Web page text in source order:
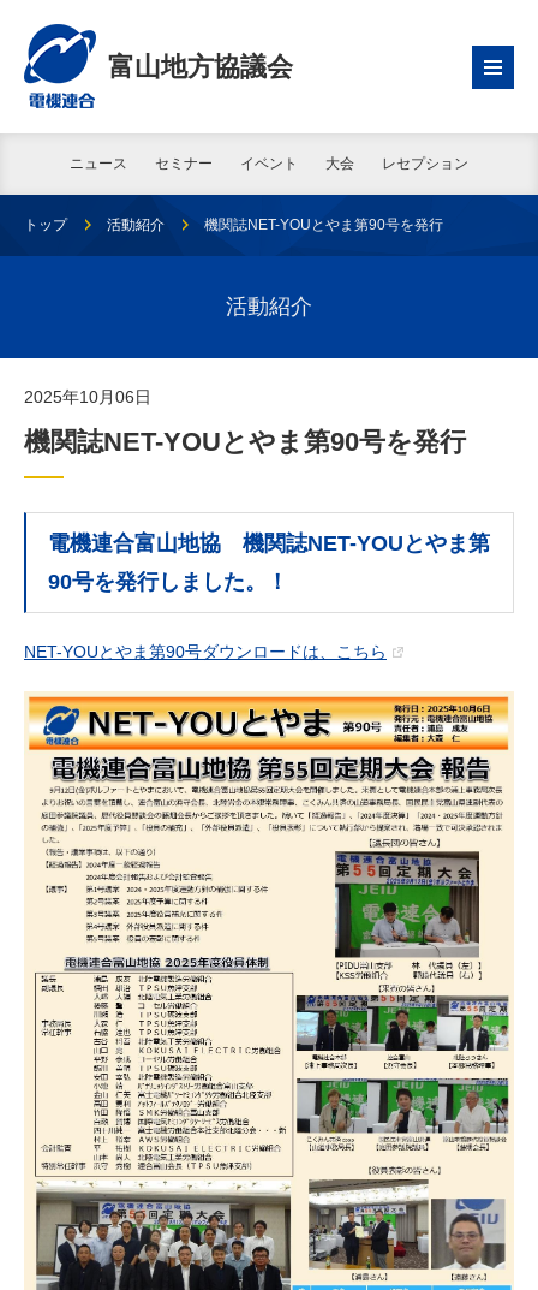
富山地方協議会
ニュース セミナー イベント 大会 レセプション
トップ 活動紹介 機関誌NET-YOUとやま第90号を発行
活動紹介
2025年10月06日
機関誌NET-YOUとやま第90号を発行
電機連合富山地協 機関誌NET-YOUとやま第
90号を発行しました。！
NET-YOUとやま第90号ダウンロードは、こちら